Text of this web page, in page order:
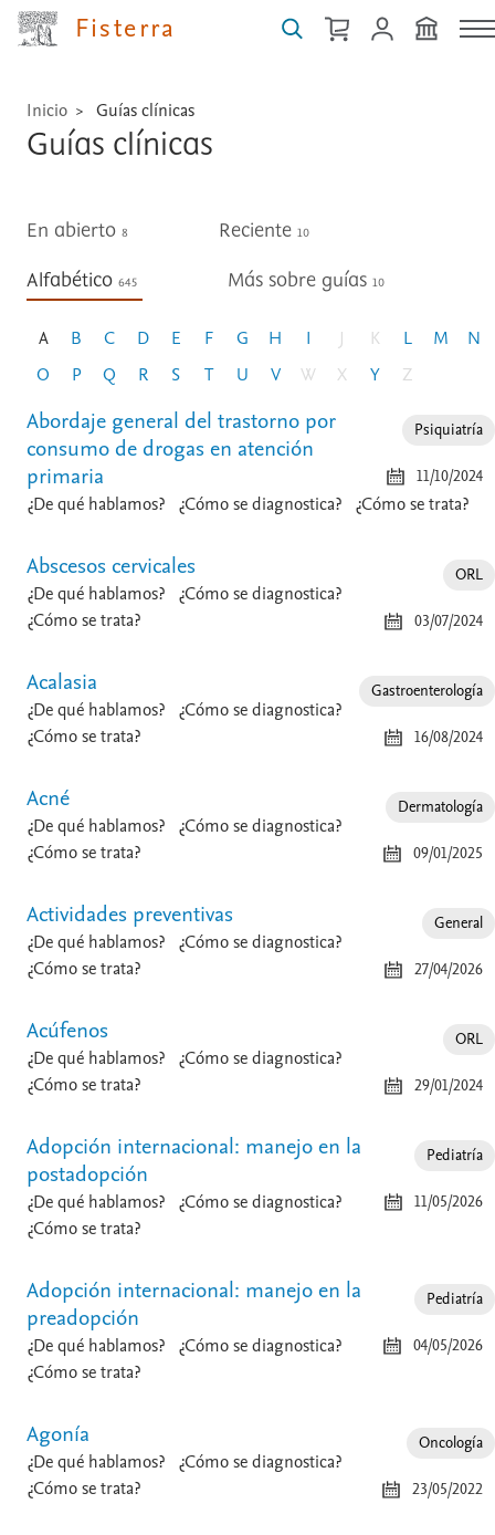
Fisterra
guías,
medicamentos,
...Inicio Guías clínicas
Guías clínicas
En abierto 8 Reciente 10
Alfabético 645 Más sobre guías 10
A B C D E F G H I J K L M
N
O
P Q R S T U V W X Y Z
Psiquiatría
11/10/2024
Abordaje general del trastorno por
consumo de drogas en atención
primaria
¿De qué hablamos? ¿Cómo se diagnostica? ¿Cómo se trata?
ORL
03/07/2024
Abscesos cervicales
¿De qué hablamos? ¿Cómo se diagnostica?
¿Cómo se trata?
Gastroenterología
16/08/2024
Acalasia
¿De qué hablamos? ¿Cómo se diagnostica?
¿Cómo se trata?
Dermatología
09/01/2025
Acné
¿De qué hablamos? ¿Cómo se diagnostica?
¿Cómo se trata?
General
27/04/2026
Actividades preventivas
¿De qué hablamos? ¿Cómo se diagnostica?
¿Cómo se trata?
ORL
29/01/2024
Acúfenos
¿De qué hablamos? ¿Cómo se diagnostica?
¿Cómo se trata?
Pediatría
11/05/2026
Adopción internacional: manejo en la
postadopción
¿De qué hablamos? ¿Cómo se diagnostica?
¿Cómo se trata?
Pediatría
04/05/2026
Adopción internacional: manejo en la
preadopción
¿De qué hablamos? ¿Cómo se diagnostica?
¿Cómo se trata?
Oncología
23/05/2022
Agonía
¿De qué hablamos? ¿Cómo se diagnostica?
¿Cómo se trata?